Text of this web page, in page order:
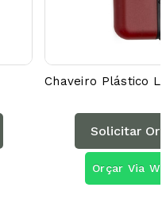
Solicitar
Orçar Via